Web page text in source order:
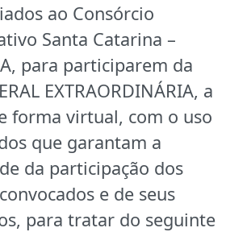
ao Consórcio
Santa Catarina –
para participarem da
EXTRAORDINÁRIA, a
forma virtual, com o uso
que garantam a
da participação dos
e de seus
para tratar do seguinte